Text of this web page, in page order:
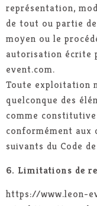
représentation,
de tout ou partie
moyen ou le
autorisation écrite
event.com.
Toute exploitation
quelconque des
comme
conformément aux
suivants du Code
6. Limitations de
https://www.leon-